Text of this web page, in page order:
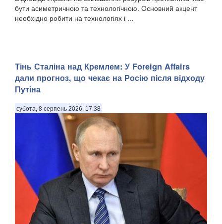
бути асиметричною та технологічною. Основний акцент
необхідно робити на технологіях і ...
Тінь Сталіна над Кремлем: У Foreign Affairs
дали прогноз, що чекає на Росію після відходу
Путіна
субота, 8 серпень 2026, 17:38